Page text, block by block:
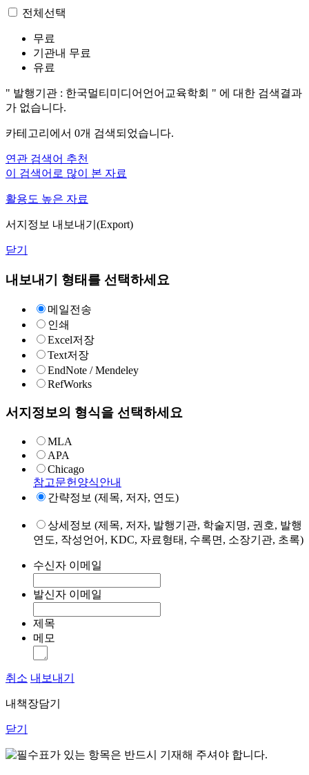
전체선택
무료
기관내 무료
유료
" 발행기관 : 한국멀티미디어언어교육학회 " 에 대한 검색결과
가 없습니다.
카테고리에서 0개 검색되었습니다.
연관 검색어 추천
이 검색어로 많이 본 자료
활용도 높은 자료
서지정보 내보내기(Export)
닫기
내보내기 형태를 선택하세요
메일전송
인쇄
Excel저장
Text저장
EndNote / Mendeley
RefWorks
서지정보의 형식을 선택하세요
MLA
APA
Chicago
참고문헌양식안내
간략정보 (제목, 저자, 연도)
상세정보 (제목, 저자, 발행기관, 학술지명, 권호, 발행
연도, 작성언어, KDC, 자료형태, 수록면, 소장기관, 초록)
수신자 이메일
발신자 이메일
제목
메모
취소 내보내기
내책장담기
닫기
표가 있는 항목은 반드시 기재해 주셔야 합니다.